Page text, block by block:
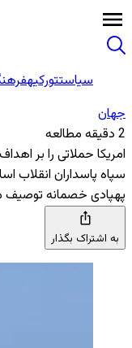
سیاستتورکیه
جهان
2 دقیقه مطالعه
امریکا حملاتی را بر
سپاه پاسداران انقلاب
پهپادی خصمانه توصیف
به اشتراک بگذار